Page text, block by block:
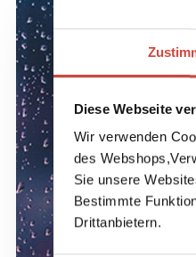
Diese Webseite
Wir verwenden
des
Sie unsere
Bestimmte
Drittanbietern.